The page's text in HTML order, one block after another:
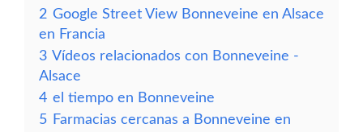
2 Google Street View Bonneveine en Alsace
en Francia
3 Vídeos relacionados con Bonneveine -
Alsace
4 el tiempo en Bonneveine
5 Farmacias cercanas a Bonneveine en